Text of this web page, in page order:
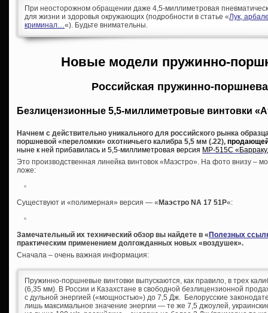
При неосторожном обращении даже 4,5-миллиметровая
для жизни и здоровья окружающих (подробности в статье «Лук,
криминал…«). Будьте внимательны.
Новые модели пружинно-
Российская пружинно-
Безлицензионные 5,5-миллиметровые винтовки
Начнем с действительно уникального для российского рынка
поршневой «переломки» охотничьего калибра 5,5 мм (.22),
ныне к ней прибавилась и 5,5-миллиметровая версия МР-515С
Это производственная линейка винтовок «Маэстро». На фото внизу –
ложе:
Существуют и «полимерная» версия — « Маэстро NA 17 51P«:
Замечательный их технический обзор вы найдете в « Полезных
практическим применением долгожданных новых «воздушек».
Сначала – очень важная информация:
Пружинно-поршневые винтовки выпускаются, как правило, в трех
(6,35 мм). В России и Казахстане в свободной безлицензионной
с дульной энергией («мощностью») до 7,5 Дж. Белорусские
лишь максимальное значение энергии — те же 7,5 джоулей,